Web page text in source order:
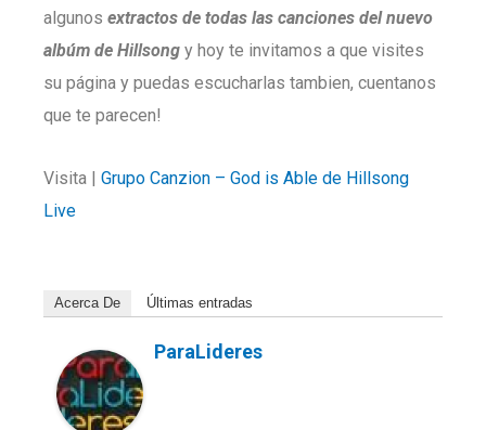
algunos extractos de todas las canciones del nuevo
albúm de Hillsong y hoy te invitamos a que visites
su página y puedas escucharlas tambien, cuentanos
que te parecen!
Visita | Grupo Canzion – God is Able de Hillsong
Live
Acerca De Últimas entradas
ParaLideres